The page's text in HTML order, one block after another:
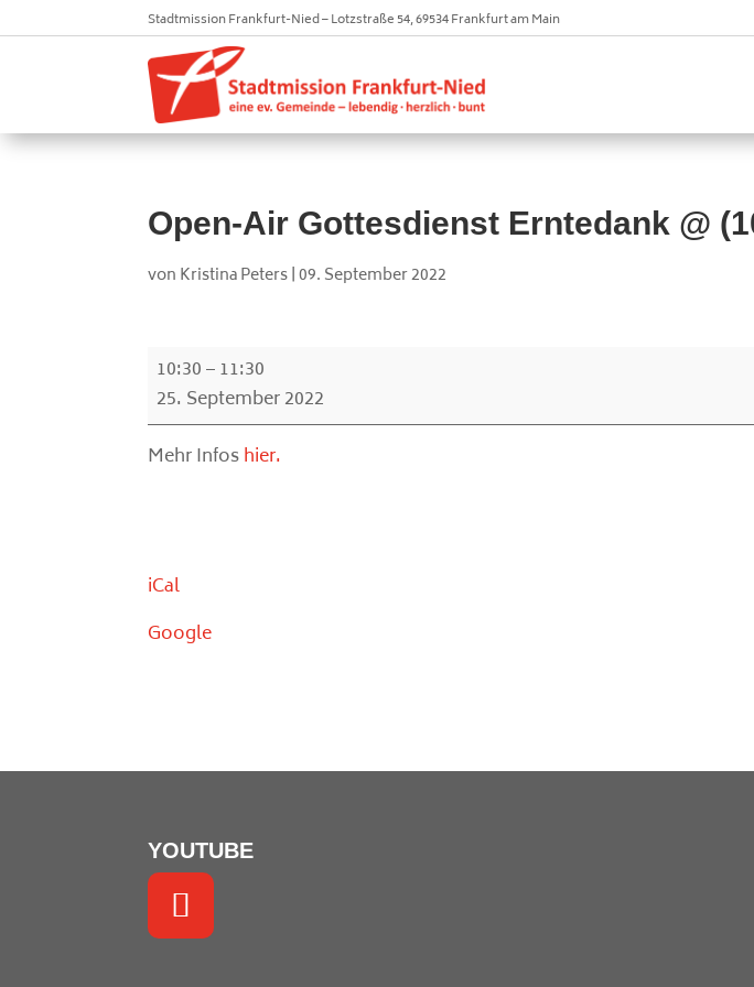
Stadtmission Frankfurt-Nied – Lotzstraße 54, 69534 Frankfurt am Main
Open-Air Gottesdienst Erntedank @
von Kristina Peters|09. September 2022
Open-
Air
Gottesdienst
Erntedank
10:30–11:30
25. September 2022
Mehr Infoshier.
iCal
Google
YOUTUBE